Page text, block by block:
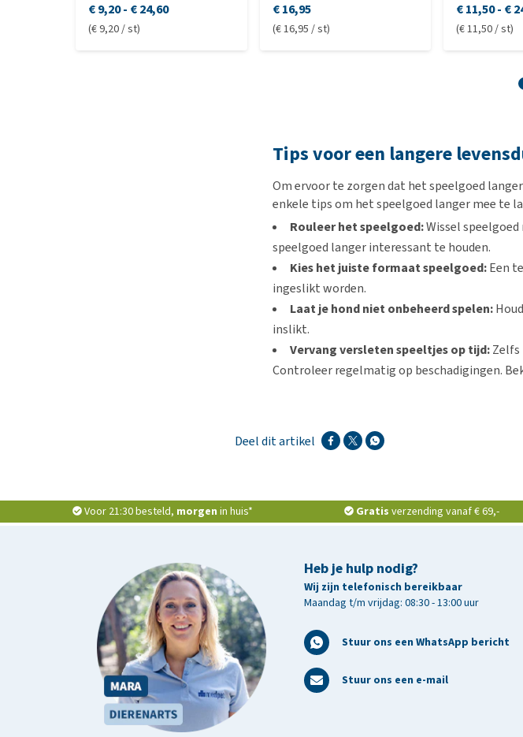
€ 9,20- € 24,60
(€ 9,20 / st)
€ 16,95
(€ 16,95 / st)
€ 11,50- €
(€ 11,50 / st)
Tips voor een langere
Om ervoor te zorgen dat het speelgoed
enkele tips om het speelgoed langer mee te
Rouleer het speelgoed:Wissel
speelgoed langer interessant te houden.
Kies het juiste formaat speelgoed:Een
ingeslikt worden.
Laat je hond niet onbeheerd spelen:
inslikt.
Vervang versleten speeltjes op tijd:
Controleer regelmatig op beschadigingen.
Deel dit artikel
Voor 21:30 besteld, morgen in huis* Gratis verzending vanaf € 69,-
Heb je hulp nodig?
Wij zijn telefonisch bereikbaar
Maandag t/m vrijdag: 08:30 - 13:00 uur
Stuur ons een WhatsApp bericht
Stuur ons een e-mail